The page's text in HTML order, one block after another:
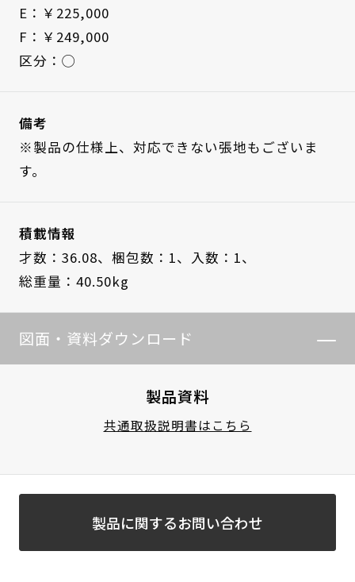
E：￥225,000
F：￥249,000
区分：◯
備考
※製品の仕様上、対応できない張地もございま
す。
積載情報
才数：36.08、 梱包数：1、
入数：1、
総重量：40.50kg
図面・資料ダウンロード
製品資料
共通取扱説明書はこちら
製品に関するお問い合わせ